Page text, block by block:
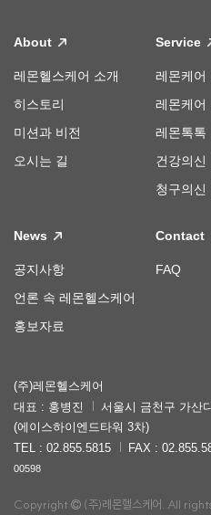
About
레몬헬스케어 소개
히스토리
미션과 비전
오시는 길
Service
레몬케어
레몬케어
레몬톡톡
건강의신
청구의신
News
공지사항
언론 속 레몬헬스케어
홍보자료
Contact
FAQ
(주)레몬헬스케어
대표 : 홍병진
서울시 금천구 가산
(에이스하이엔드타워 3차)
TEL : 02.855.5815
FAX :
00598
Copyright (주)레몬헬스케어. All